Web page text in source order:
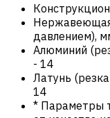
давлением),
Алюминий
- 14
Латунь
14
* Параметры